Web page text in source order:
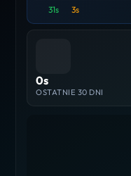
31s 3s
0s
OSTATNIE 30 DNI